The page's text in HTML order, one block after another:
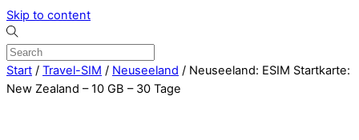
Skip to content
Start / Travel-SIM / Neuseeland / Neuseeland: ESIM Startkarte:
New Zealand – 10 GB – 30 Tage